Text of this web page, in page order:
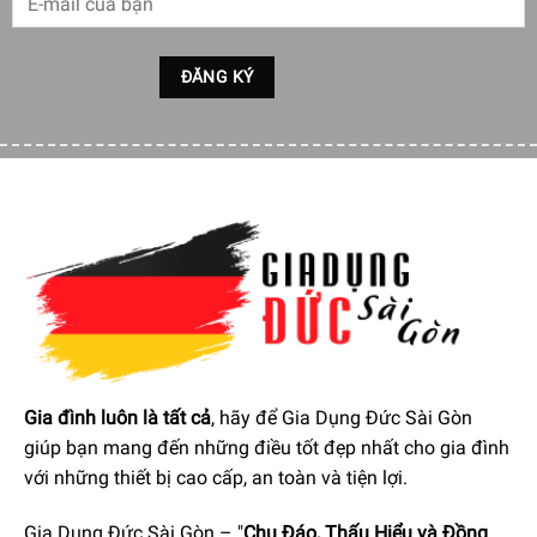
Chức năng tự diện nhận diện nồi QuickStart
công suất và thời gian để tự đặt lại khi bật bếp
Cho phép kết nối với máy hút mùi Bosch và điều khiển
trực tiếp trên bếp
Tính năng kiểm tra độ bắt từ của nồi, chảo
Hẹn giờ nấu ăn và hẹn giờ tắt bếp cho từng khu vực
Ngang 56 cm x Dọc 49-50 cm x Cao 5,1
cm
Gia đình luôn là tất cả, hãy để Gia Dụng Đức Sài Gòn
giúp bạn mang đến những điều tốt đẹp nhất cho gia đình
với những thiết bị cao cấp, an toàn và tiện lợi.